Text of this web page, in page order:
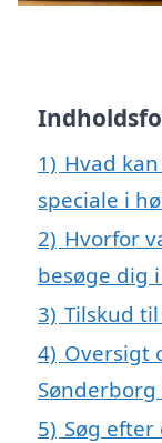
1) Hvad
speciale i
2) Hvorfor
besøge dig
3) Tilskud
4) Oversigt
5) Søg